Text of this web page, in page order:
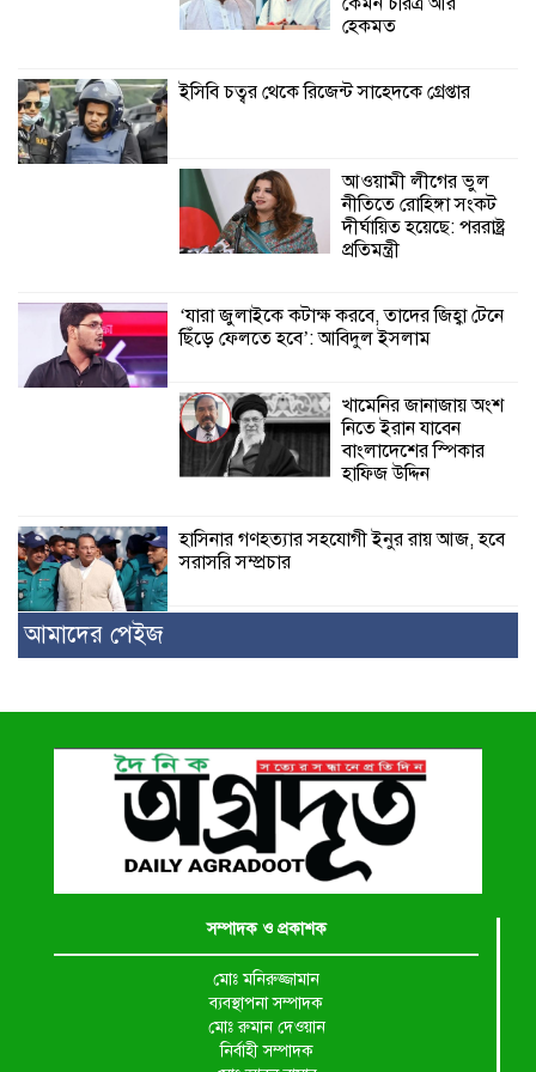
হেকমত
ইসিবি চত্বর থেকে রিজেন্ট সাহেদকে গ্রেপ্তার
আওয়ামী লীগের ভুল
নীতিতে রোহিঙ্গা সংকট
দীর্ঘায়িত হয়েছে: পররাষ্ট্র
প্রতিমন্ত্রী
‘যারা জুলাইকে কটাক্ষ করবে, তাদের জিহ্বা টেনে
ছিঁড়ে ফেলতে হবে’: আবিদুল ইসলাম
খামেনির জানাজায় অংশ
নিতে ইরান যাবেন
বাংলাদেশের স্পিকার
হাফিজ উদ্দিন
হাসিনার গণহত্যার সহযোগী ইনুর রায় আজ, হবে
সরাসরি সম্প্রচার
আমাদের পেইজ
সম্পাদক ও প্রকাশক
মোঃ মনিরুজ্জামান
ব্যবস্থাপনা সম্পাদক
মোঃ রুমান দেওয়ান
নির্বাহী সম্পাদক